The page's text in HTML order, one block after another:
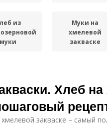
из
муки
Муки на
хмелевой
закваске
Хлеб
закваске – самый